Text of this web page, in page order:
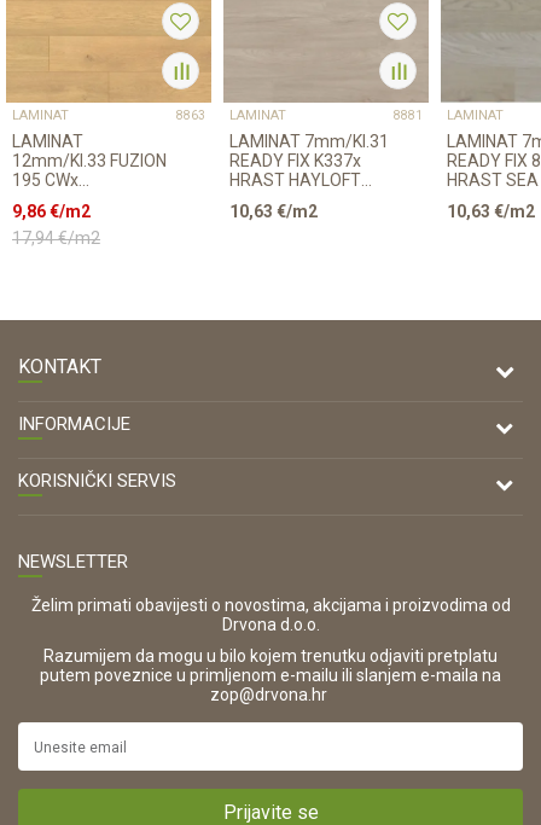
LAMINAT 8863
LAMINAT
12mm/Kl.33 FUZION
195 CWx
p=1,51 m2
9,86€/m2
17,94€/m2
LAMINAT 8881
LAMINAT 7mm/Kl.31
READY FIX K337x
HRAST HAYLOFT
10,63 €/m2
LAMINAT
LAMINAT 7mm/Kl.31
READY FIX
HRAST
10,63 €/m2
KONTAKT
DRVONA D.O.O.
Antuna Mihanovića 7,
47000 Karlovac
OIB:
42821181683
16280
https://www.drvona.hr/
POREZNI BROJ:
INFORMACIJE
O nama
KORISNIČKI SERVIS
Zaštita privatnosti i osobnih podataka
Korištenje kolačića
Pravo na odustajanje i jednostrani raskid ugovora
Reklamacije
Plaćanje karticama
NEWSLETTER
Želim primati obavijesti o novostima, akcijama i proizvodima od
Drvona d.o.o.
Razumijem da mogu u bilo kojem trenutku odjaviti pretplatu
putem poveznice u primljenom e-mailu ili slanjem e-maila na
zop@drvona.hr
Prijavite se